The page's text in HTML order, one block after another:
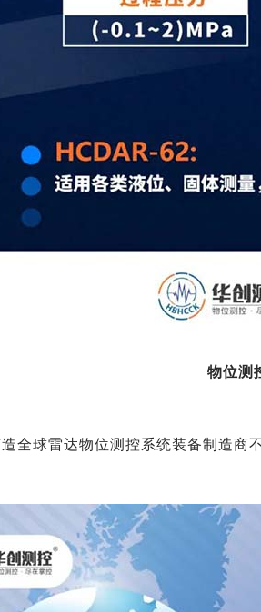
物位测
全球雷达物位测控系统装备制造商